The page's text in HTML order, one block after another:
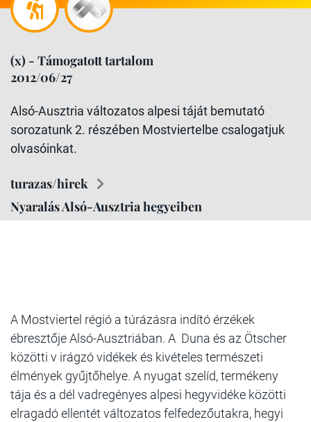
(x) - Támogatott tartalom
2012/06/27
Alsó-Ausztria változatos alpesi táját bemutató
sorozatunk 2. részében Mostviertelbe csalogatjuk
olvasóinkat.
turazas/hirek
Nyaralás Alsó-Ausztria hegyeiben
A Mostviertel régió a túrázásra indító érzékek
ébresztője Alsó-Ausztriában. A Duna és az Ötscher
közötti v irágzó vidékek és kivételes természeti
élmények gyűjtőhelye. A nyugat szelíd, termékeny
tája és a dél vadregényes alpesi hegyvidéke közötti
elragadó ellentét változatos felfedezőutakra, hegyi